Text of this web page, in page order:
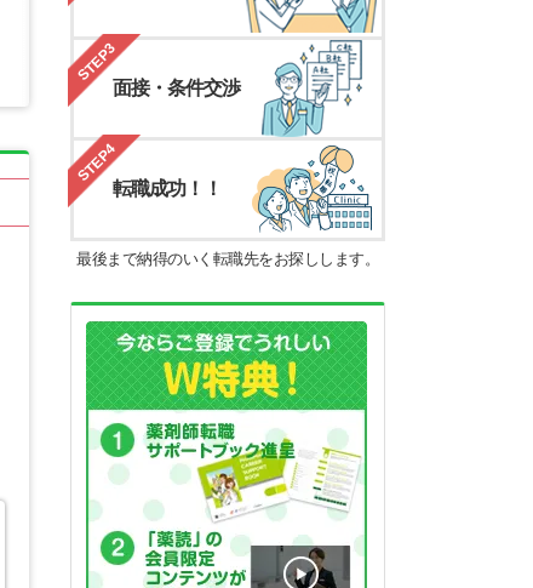
STEP3
面接・条件交渉
STEP4
転職成功！！
最後まで納得のいく転職先をお探しします。